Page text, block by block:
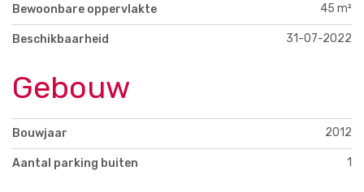
Bewoonbare oppervlakte 45 m²
Beschikbaarheid 31-07-2022
Gebouw
Bouwjaar 2012
Aantal parking buiten 1